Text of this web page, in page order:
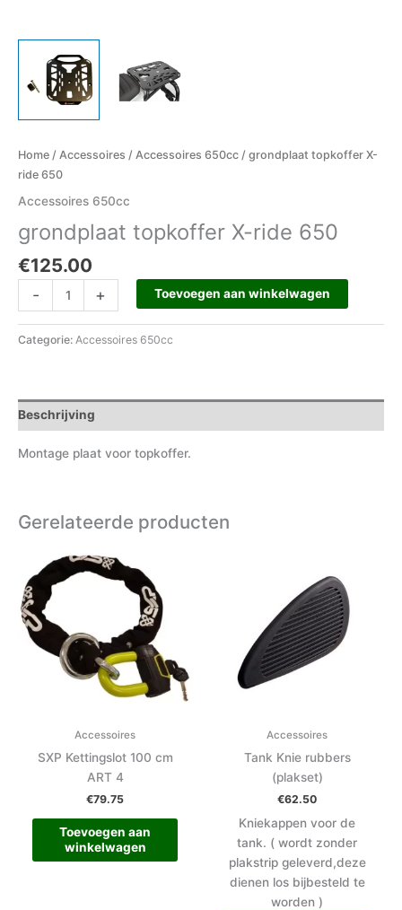
Home / Accessoires / Accessoires 650cc / grondplaat topkoffer X-
ride 650
Accessoires 650cc
grondplaat topkoffer X-ride 650
€125.00
- + Toevoegen aan winkelwagen
Categorie: Accessoires 650cc
Beschrijving
Montage plaat voor topkoffer.
Gerelateerde producten
Accessoires
SXP Kettingslot 100 cm
ART 4
€79.75
Toevoegen aan
winkelwagen
Accessoires
Tank Knie rubbers
(plakset)
€62.50
Kniekappen voor de
tank. ( wordt zonder
plakstrip geleverd,deze
dienen los bijbesteld te
worden )